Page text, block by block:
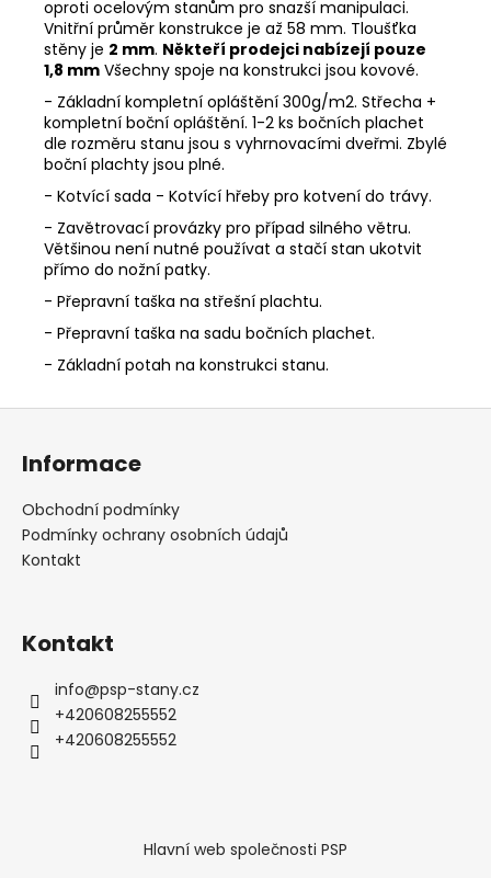
oproti ocelovým stanům pro snazší manipulaci.
Vnitřní průměr konstrukce je až 58 mm. Tloušťka
stěny je 2 mm. Někteří prodejci nabízejí pouze
1,8 mm Všechny spoje na konstrukci jsou kovové.
- Základní kompletní opláštění 300g/m2. Střecha +
kompletní boční opláštění. 1-2 ks bočních plachet
dle rozměru stanu jsou s vyhrnovacími dveřmi. Zbylé
boční plachty jsou plné.
- Kotvící sada - Kotvící hřeby pro kotvení do trávy.
- Zavětrovací provázky pro případ silného větru.
Většinou není nutné používat a stačí stan ukotvit
přímo do nožní patky.
- Přepravní taška na střešní plachtu.
- Přepravní taška na sadu bočních plachet.
- Základní potah na konstrukci stanu.
Z
Informace
Obchodní podmínky
Podmínky ochrany osobních údajů
Kontakt
Kontakt
info@psp-stany.cz
+420608255552
+420608255552
Hlavní web společnosti PSP